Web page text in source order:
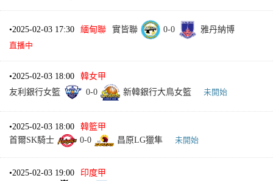
•2025-02-03 17:30 緬甸聯 實皆聯 0-0
雅丹納博
直播中
•2025-02-03 18:00
韓女甲
友利銀行女籃
0-0 新韓銀行大鳥女籃 未開始
•2025-02-03 18:00
韓籃甲
首爾SK騎士
0-0 昌原LG獵隼 未開始
•2025-02-03 19:00
印度甲